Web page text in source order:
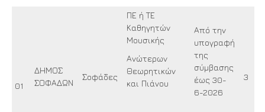
01
ΔΗΜΟΣ
ΣΟΦΑΔΩΝ
Σοφάδες
ΠΕ ή ΤΕ
Καθηγητών
Μουσικής
Ανώτερων
Θεωρητικών
και Πιάνου
Από την
υπογραφή
της
σύμβασης
έως 30-
6-2026
3